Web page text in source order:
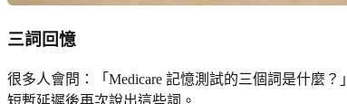
三詞回憶
很多人會問：「Medicare 記憶測試的三個詞是什麼
短暫延遲後再次說出這些詞。